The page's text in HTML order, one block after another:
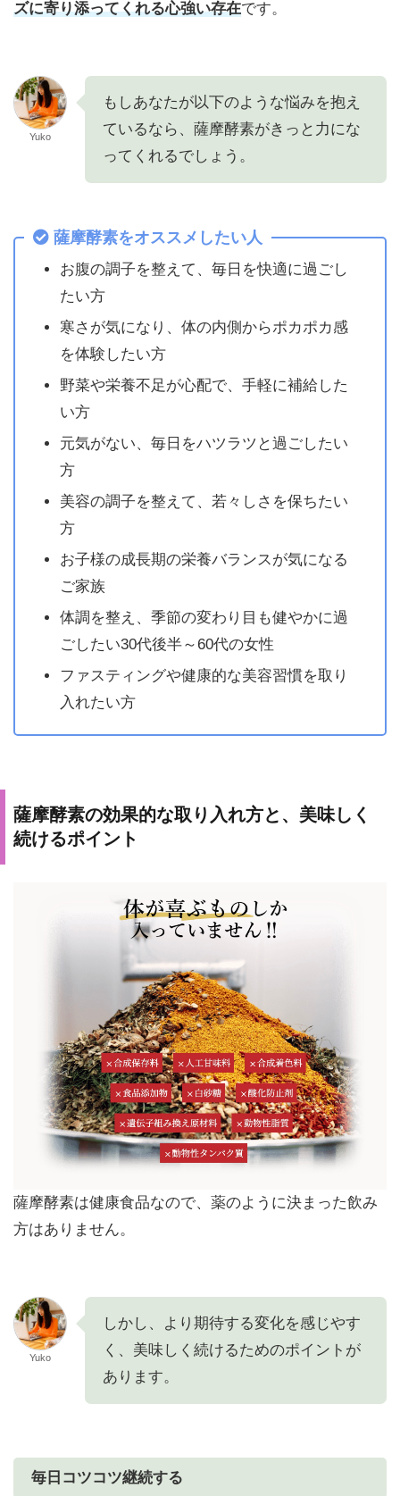
ズに寄り添ってくれる心強い存在です。
Yuko
もしあなたが以下のような悩みを抱え
ているなら、薩摩酵素がきっと力にな
ってくれるでしょう。
薩摩酵素をオススメしたい人
お腹の調子を整えて、毎日を快適に過ごし
たい方
寒さが気になり、体の内側からポカポカ感
を体験したい方
野菜や栄養不足が心配で、手軽に補給した
い方
元気がない、毎日をハツラツと過ごしたい
方
美容の調子を整えて、若々しさを保ちたい
方
お子様の成長期の栄養バランスが気になる
ご家族
体調を整え、季節の変わり目も健やかに過
ごしたい30代後半～60代の女性
ファスティングや健康的な美容習慣を取り
入れたい方
薩摩酵素の効果的な取り入れ方と、美味しく
続けるポイント
薩摩酵素は健康食品なので、薬のように決まった飲み
方はありません。
Yuko
しかし、より期待する変化を感じやす
く、美味しく続けるためのポイントが
あります。
毎日コツコツ継続する